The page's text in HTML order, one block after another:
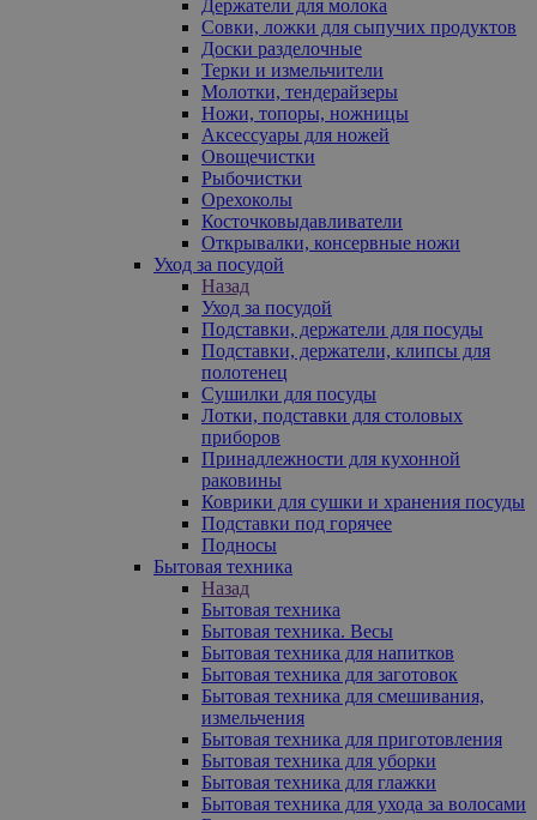
Держатели для молока
Совки, ложки для сыпучих продуктов
Доски разделочные
Терки и измельчители
Молотки, тендерайзеры
Ножи, топоры, ножницы
Аксессуары для ножей
Овощечистки
Рыбочистки
Орехоколы
Косточковыдавливатели
Открывалки, консервные ножи
Уход за посудой
Назад
Уход за посудой
Подставки, держатели для посуды
Подставки, держатели, клипсы для
полотенец
Сушилки для посуды
Лотки, подставки для столовых
приборов
Принадлежности для кухонной
раковины
Коврики для сушки и хранения посуды
Подставки под горячее
Подносы
Бытовая техника
Назад
Бытовая техника
Бытовая техника. Весы
Бытовая техника для напитков
Бытовая техника для заготовок
Бытовая техника для смешивания,
измельчения
Бытовая техника для приготовления
Бытовая техника для уборки
Бытовая техника для глажки
Бытовая техника для ухода за волосами